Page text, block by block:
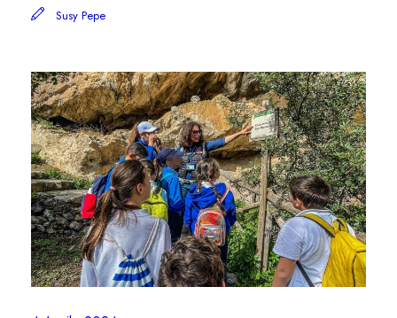
Susy Pepe